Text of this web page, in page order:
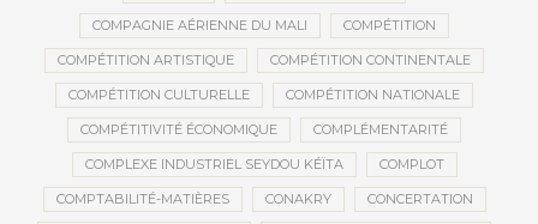
COMPAGNIE AÉRIENNE DU MALI COMPÉTITION
COMPÉTITION ARTISTIQUE COMPÉTITION CONTINENTALE
COMPÉTITION CULTURELLE COMPÉTITION NATIONALE
COMPÉTITIVITÉ ÉCONOMIQUE COMPLÉMENTARITÉ
COMPLEXE INDUSTRIEL SEYDOU KÉÏTA COMPLOT
COMPTABILITÉ-MATIÈRES CONAKRY CONCERTATION